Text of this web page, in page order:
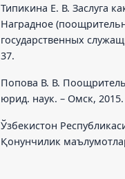
Типикина Е. В. Заслуга
Наградное
государственных
37.
Попова В. В.
юрид. наук. – Омск, 2015.
Ўзбекистон
Қонунчилик